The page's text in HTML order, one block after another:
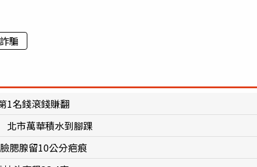
詐騙
1名錢滾錢賺翻
北市萬華積水到腳踝
腮腺留10公分疤痕